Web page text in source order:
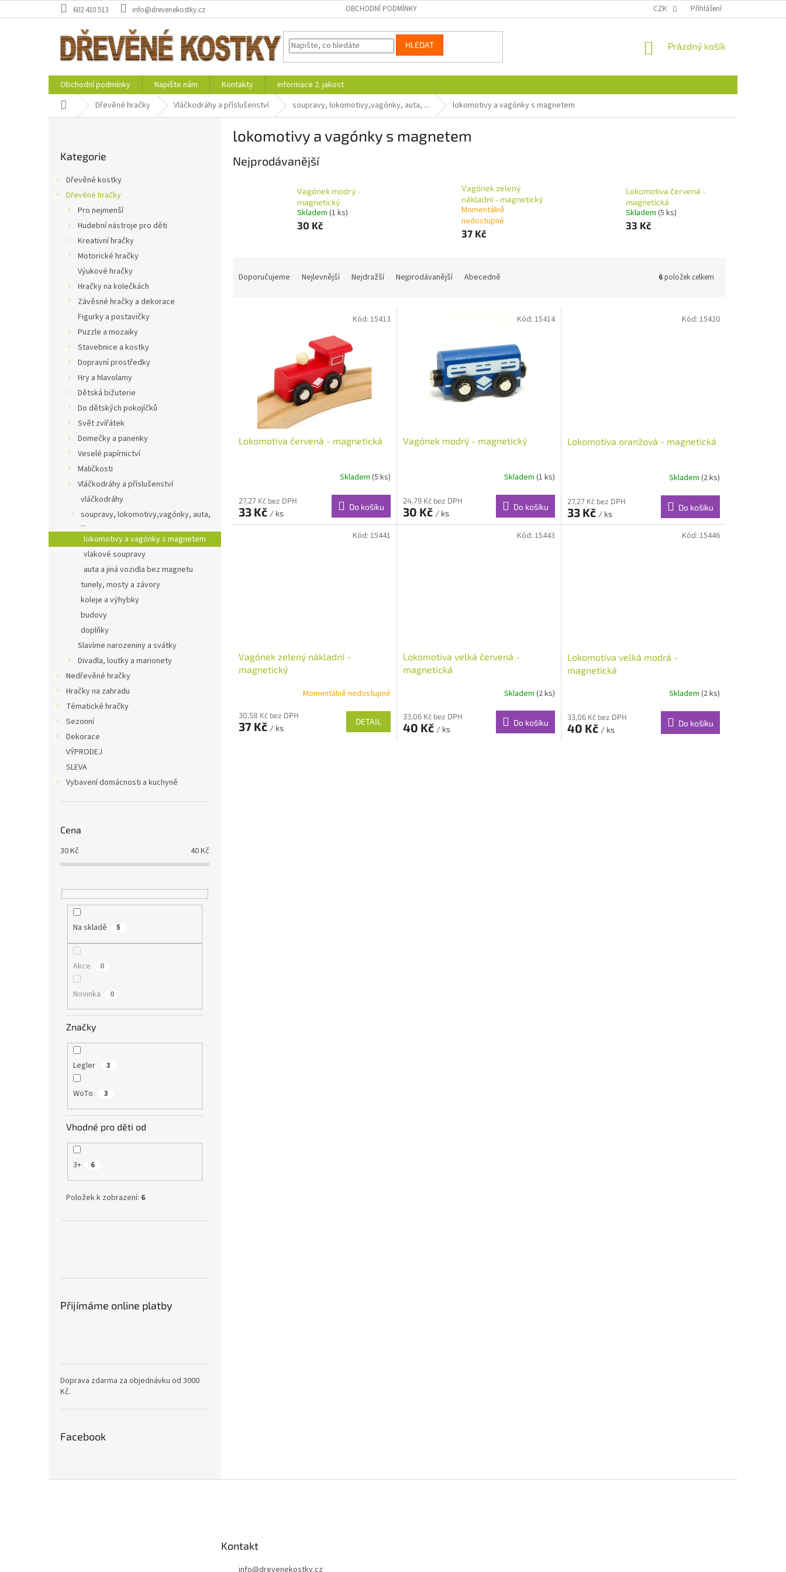
na
602 410 513 info@drevenekostky.cz OBCHODNÍ PODMÍNKY CZK Přihlášení
HLEDAT
NÁKUPNÍ
Prázdný košík
Obchodní podmínky Napište nám Kontakty
Informace 2. jakost
Domů Dřevěné hračky Vláčkodráhy a příslušenství soupravy, lokomotivy,vagónky, auta, ... lokomotivy a vagónky s magnetem
kategorie
Kategorie
Dřevěné kostky
Dřevěné hračky
Pro nejmenší
Hudební nástroje pro děti
Kreativní hračky
Motorické hračky
Výukové hračky
Hračky na kolečkách
Závěsné hračky a dekorace
Figurky a postavičky
Puzzle a mozaiky
Stavebnice a kostky
Dopravní prostředky
Hry a hlavolamy
Dětská bižuterie
Do dětských pokojíčků
Svět zvířátek
Domečky a panenky
Veselé papírnictví
Maličkosti
Vláčkodráhy a příslušenství
vláčkodráhy
soupravy, lokomotivy,vagónky, auta,
...
lokomotivy a vagónky s magnetem
vlakové soupravy
auta a jiná vozidla bez magnetu
tunely, mosty a závory
koleje a výhybky
budovy
doplňky
Slavíme narozeniny a svátky
Divadla, loutky a marionety
Nedřevěné hračky
Hračky na zahradu
Tématické hračky
Sezonní
Dekorace
VÝPRODEJ
SLEVA
Vybavení domácnosti a kuchyně
Cena
30Kč 40Kč
Na skladě 5
Akce 0
Novinka 0
Značky
Legler 3
WoTo 3
Vhodné pro děti od
3+ 6
Položek k zobrazení: 6
Přijímáme online platby
Doprava zdarma za objednávku od 3000
Kč.
Facebook
lokomotivy a vagónky s magnetem
Nejprodávanější
Vagónek modrý -
magnetický
Skladem (1 ks)
30 Kč
Vagónek zelený
nákladní - magnetický
Momentálně
nedostupné
37 Kč
Lokomotiva červená -
magnetická
Skladem (5 ks)
33 Kč
Doporučujeme Nejlevnější Nejdražší Nejprodávanější Abecedně 6položek celkem
Lokomotiva červená - magnetická
Skladem (5 ks)
27,27 Kč bez DPH
33 Kč / ks
Do košíku
Kód: 15413
Vagónek modrý - magnetický
Skladem (1 ks)
24,79 Kč bez DPH
30 Kč / ks
Do košíku
Kód: 15414
Lokomotiva oranžová - magnetická
Skladem (2 ks)
27,27 Kč bez DPH
33 Kč / ks
Do košíku
Kód: 15420
Vagónek zelený nákladní -
magnetický
Momentálně nedostupné
30,58 Kč bez DPH
37 Kč / ks
DETAIL
Kód: 15441
Lokomotiva velká červená -
magnetická
Skladem (2 ks)
33,06 Kč bez DPH
40 Kč / ks
Do košíku
Kód: 15443
Lokomotiva velká modrá -
magnetická
Skladem (2 ks)
33,06 Kč bez DPH
40 Kč / ks
Do košíku
Kód: 15446
Kontakt
info@drevenekostky.cz